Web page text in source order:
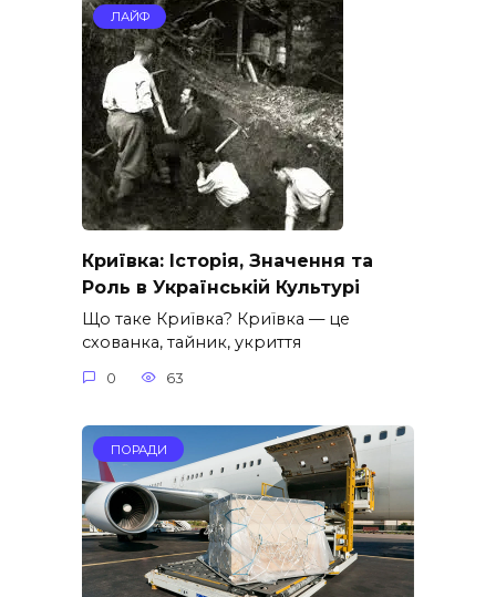
ЛАЙФ
Криївка: Історія, Значення та
Роль в Українській Культурі
Що таке Криївка? Криївка — це
схованка, тайник, укриття
0 63
ПОРАДИ